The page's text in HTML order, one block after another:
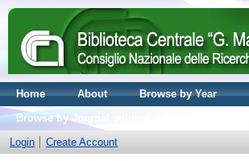
Home About Browse by Year
Browse by Journal volume
Login
Create Account